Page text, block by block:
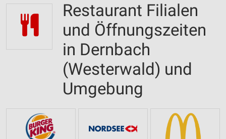
Restaurant Filialen
und Öffnungszeiten
in Dernbach
(Westerwald) und
Umgebung